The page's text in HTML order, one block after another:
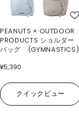
PEANUTS × OUTDOOR
PRODUCTS ショルダー
バッグ (GYMNASTICS)
¥5,390
クイックビュー